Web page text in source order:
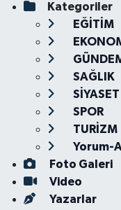
Kategoriler
EĞİTİM
SAĞLIK
SİYASET
SPOR
TURİZM
Yorum-
Foto Galeri
Video
Yazarlar